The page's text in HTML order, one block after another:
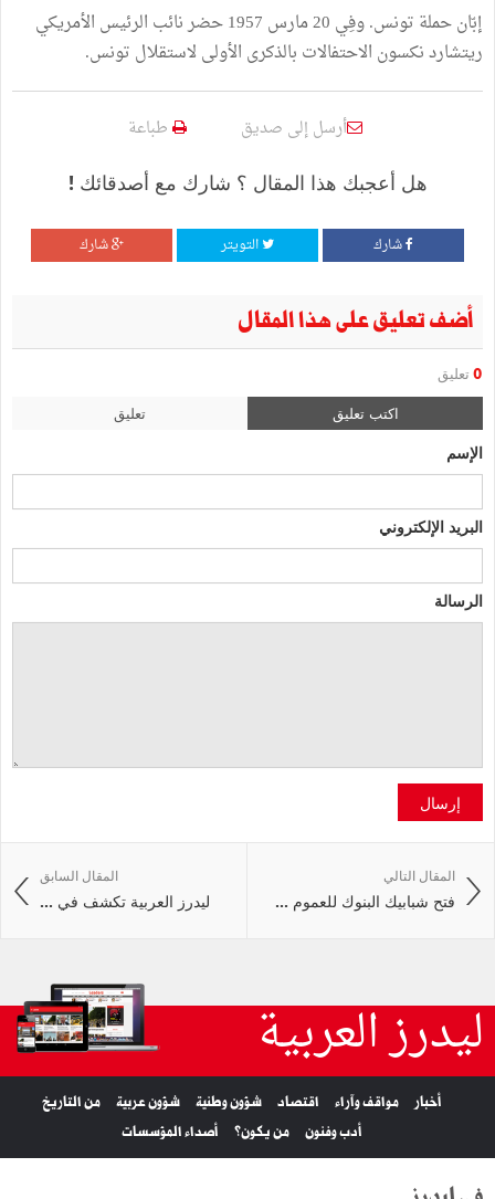
إبّان حملة تونس. وفِي 20 مارس 1957 حضر نائب الرئيس الأمريكي
ريتشارد نكسون الاحتفالات بالذكرى الأولى لاستقلال تونس.
أرسل إلى صديق طباعة
هل أعجبك هذا المقال ؟ شارك مع أصدقائك !
شارك التويتر شارك
أضف تعليق على هذا المقال
0 تعليق
اكتب تعليق تعليق
الإسم
البريد الإلكتروني
الرسالة
إرسال
المقال السابق
ليدرز العربية تكشف في ...
المقال التالي
فتح شبابيك البنوك للعموم ...
ليدرز العربية
أخبار مواقف وآراء اقتصاد شؤون وطنية شؤون عربية
من التاريخ
أدب وفنون
من يكون؟ أصداء المؤسسات